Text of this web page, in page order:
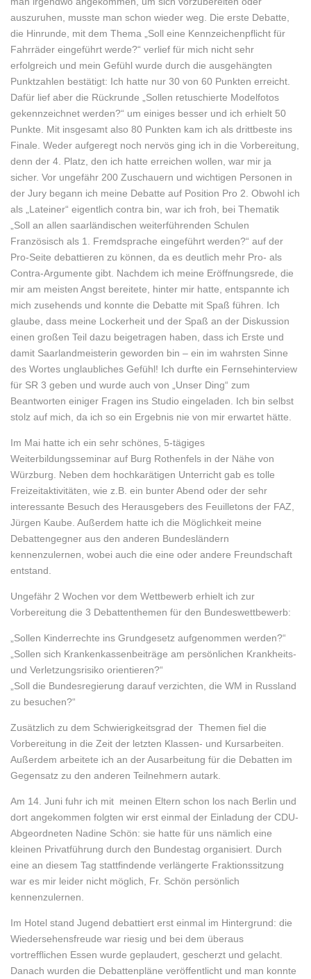
auszuruhen, musste man schon wieder weg. Die erste Debatte,
die Hinrunde, mit dem Thema „Soll eine Kennzeichenpflicht für
Fahrräder eingeführt werde?“ verlief für mich nicht sehr
erfolgreich und mein Gefühl wurde durch die ausgehängten
Punktzahlen bestätigt: Ich hatte nur 30 von 60 Punkten erreicht.
Dafür lief aber die Rückrunde „Sollen retuschierte Modelfotos
gekennzeichnet werden?“ um einiges besser und ich erhielt 50
Punkte. Mit insgesamt also 80 Punkten kam ich als drittbeste ins
Finale. Weder aufgeregt noch nervös ging ich in die Vorbereitung,
denn der 4. Platz, den ich hatte erreichen wollen, war mir ja
sicher. Vor ungefähr 200 Zuschauern und wichtigen Personen in
der Jury begann ich meine Debatte auf Position Pro 2. Obwohl ich
als „Lateiner“ eigentlich contra bin, war ich froh, bei Thematik
„Soll an allen saarländischen weiterführenden Schulen
Französisch als 1. Fremdsprache eingeführt werden?“ auf der
Pro-Seite debattieren zu können, da es deutlich mehr Pro- als
Contra-Argumente gibt. Nachdem ich meine Eröffnungsrede, die
mir am meisten Angst bereitete, hinter mir hatte, entspannte ich
mich zusehends und konnte die Debatte mit Spaß führen. Ich
glaube, dass meine Lockerheit und der Spaß an der Diskussion
einen großen Teil dazu beigetragen haben, dass ich Erste und
damit Saarlandmeisterin geworden bin – ein im wahrsten Sinne
des Wortes unglaubliches Gefühl! Ich durfte ein Fernsehinterview
für SR 3 geben und wurde auch von „Unser Ding“ zum
Beantworten einiger Fragen ins Studio eingeladen. Ich bin selbst
stolz auf mich, da ich so ein Ergebnis nie von mir erwartet hätte.
Im Mai hatte ich ein sehr schönes, 5-tägiges
Weiterbildungsseminar auf Burg Rothenfels in der Nähe von
Würzburg. Neben dem hochkarätigen Unterricht gab es tolle
Freizeitaktivitäten, wie z.B. ein bunter Abend oder der sehr
interessante Besuch des Herausgebers des Feuilletons der FAZ,
Jürgen Kaube. Außerdem hatte ich die Möglichkeit meine
Debattengegner aus den anderen Bundesländern
kennenzulernen, wobei auch die eine oder andere Freundschaft
entstand.
Ungefähr 2 Wochen vor dem Wettbewerb erhielt ich zur
Vorbereitung die 3 Debattenthemen für den Bundeswettbewerb:
„Sollen Kinderrechte ins Grundgesetz aufgenommen werden?“
„Sollen sich Krankenkassenbeiträge am persönlichen Krankheits-
und Verletzungsrisiko orientieren?“
„Soll die Bundesregierung darauf verzichten, die WM in Russland
zu besuchen?“
Zusätzlich zu dem Schwierigkeitsgrad der Themen fiel die
Vorbereitung in die Zeit der letzten Klassen- und Kursarbeiten.
Außerdem arbeitete ich an der Ausarbeitung für die Debatten im
Gegensatz zu den anderen Teilnehmern autark.
Am 14. Juni fuhr ich mit meinen Eltern schon los nach Berlin und
dort angekommen folgten wir erst einmal der Einladung der CDU-
Abgeordneten Nadine Schön: sie hatte für uns nämlich eine
kleinen Privatführung durch den Bundestag organisiert. Durch
eine an diesem Tag stattfindende verlängerte Fraktionssitzung
war es mir leider nicht möglich, Fr. Schön persönlich
kennenzulernen.
Im Hotel stand Jugend debattiert erst einmal im Hintergrund: die
Wiedersehensfreude war riesig und bei dem überaus
vortrefflichen Essen wurde geplaudert, gescherzt und gelacht.
Danach wurden die Debattenpläne veröffentlicht und man konnte